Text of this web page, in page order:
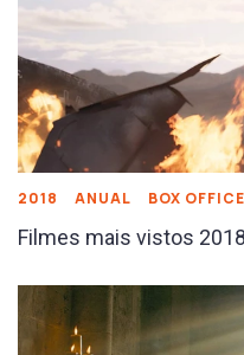
2018 ANUAL BOX OFFICE
Filmes mais vistos